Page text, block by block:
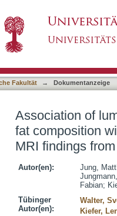
3T
Fakultät → Dokumentanzeige
Association of
fat composition
MRI findings
Autor(en):
Jung,
Fabian;
Tübinger
Autor(en):
Walter,
Kiefer,